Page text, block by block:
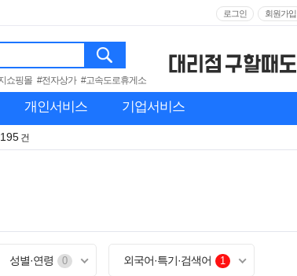
로그인 회원가입
쇼핑몰 #전자상가 #고속도로휴게소
개인서비스 기업서비스
195 건
성별·연령 0 외국어·특기·검색어 1